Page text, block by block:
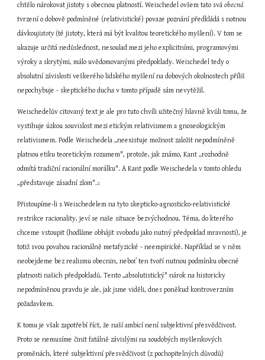
chtělo nárokovat jistoty s obecnou platností. Weischedel ovšem tato svá obecná
tvrzení o dobově podmíněné (relativistické) povaze poznání předkládá s notnou
dávkoujistoty (té jistoty, která má být kvalitou teoretického myšlení). V tom se
ukazuje určitá nedůslednost, nesoulad mezi jeho explicitními, programovými
výroky a skrytými, málo uvědomovanými předpoklady. Weischedel tedy o
absolutní závislosti veškerého lidského myšlení na dobových okolnostech příliš
nepochybuje - skeptického ducha v tomto případě sám nevytěžil.
Weischedelův citovaný text je ale pro tuto chvíli užitečný hlavně kvůli tomu, že
vystihuje úzkou souvislost mezi etickým relativismem a gnoseologickým
relativismem. Podle Weischedela „neexistuje možnost založit nepodmíněně
platnou etiku teoretickým rozumem", protože, jak známo, Kant „rozhodně
odmítá tradiční racionální morálku". A Kant podle Weischedela v tomto ohledu
„představuje zásadní zlom".2
Přistoupíme-li s Weischedelem na tyto skepticko-agnosticko-relativistické
restrikce racionality, jeví se naše situace bezvýchodnou. Téma, do kterého
chceme vstoupit (hodláme obhájit svobodu jako nutný předpoklad mravnosti), je
totiž svou povahou racionálně metafyzické - neempirické. Například se v něm
neobejdeme bez realismu obecnin, neboť ten tvoří nutnou podmínku obecné
platnosti našich předpokladů. Tento „absolutistický" nárok na historicky
nepodmíněnou pravdu je ale, jak jsme viděli, dnes poněkud kontroverzním
požadavkem.
K tomu je však zapotřebí říct, že naší ambicí není subjektivní přesvědčivost.
Proto se nemusíme činit fatálně závislými na soudobých myšlenkových
proměnách, které subjektivní přesvědčivost (z pochopitelných důvodů)